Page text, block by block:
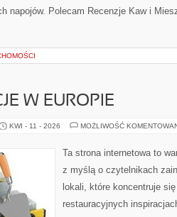
napojów. Polecam Recenzje Kaw i
W EUROPIE
KWI - 11 - 2026 MOŻLIWOŚĆ
Ta strona internetowa to
z myślą o czytelnikach
lokali, które koncentruje
restauracyjnych